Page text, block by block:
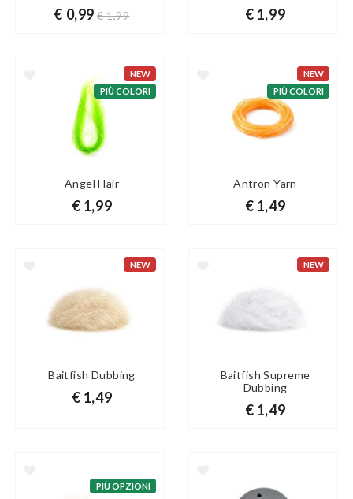
€ 0,99€ 1,99 € 1,99
NEW
PIÙ COLORI
Angel Hair
€ 1,99
NEW
PIÙ COLORI
Antron Yarn
€ 1,49
NEW
Baitfish Dubbing
€ 1,49
NEW
Baitfish Supreme
Dubbing
€ 1,49
PIÙ OPZIONI